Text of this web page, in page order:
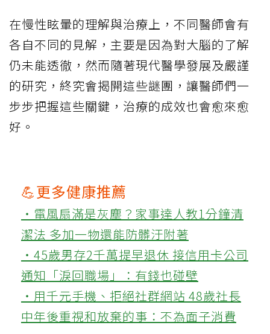
在慢性眩暈的理解與治療上，不同醫師會有
各自不同的見解，主要是因為對大腦的了解
仍未能透徹，然而隨著現代醫學發展及嚴謹
的研究，終究會揭開這些謎團，讓醫師們一
步步把握這些關鍵，治療的成效也會愈來愈
好。
💪更多健康推薦
‧電風扇滿是灰塵？家事達人教1分鐘清
潔法 多加一物還能防髒汙附著
‧45歲男存2千萬提早退休 接信用卡公司
通知「淚回職場」：有錢也碰壁
‧用千元手機、拒絕社群網站 48歲社長
中年後重視和放棄的事：不為面子消費